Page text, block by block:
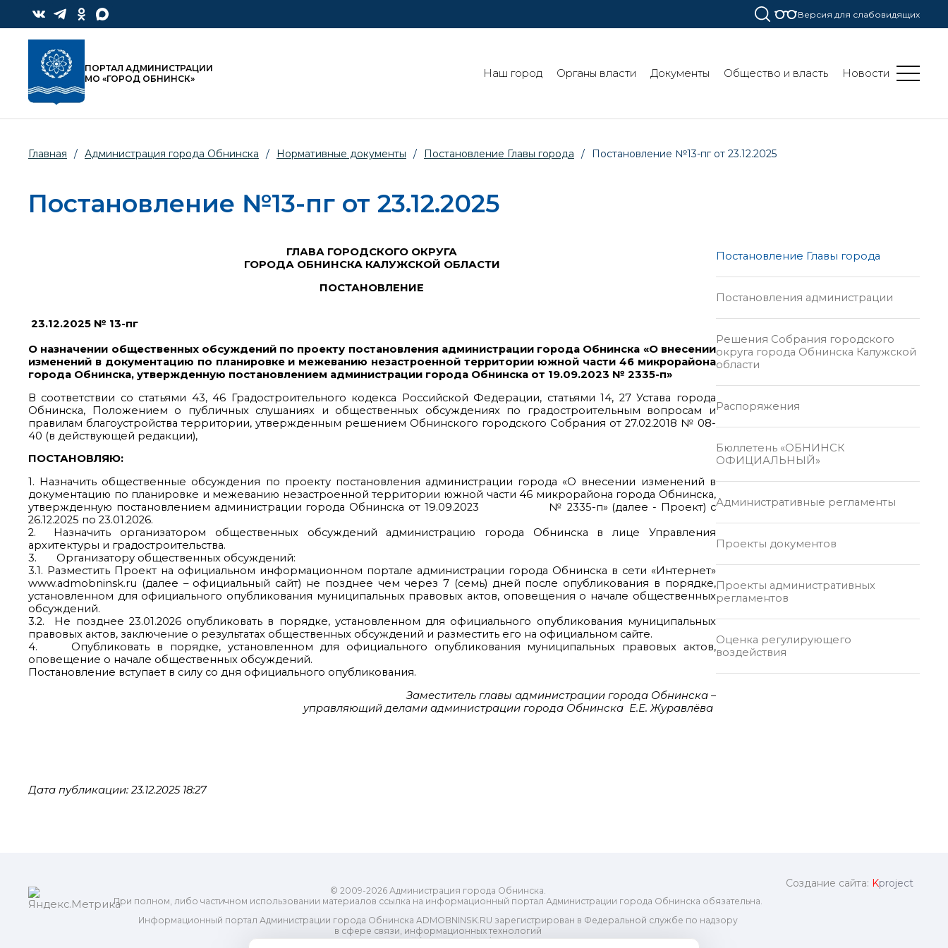
Версия для слабовидящих
ПОРТАЛ АДМИНИСТРАЦИИ
МО «ГОРОД ОБНИНСК»
Наш город Органы власти Документы Общество и власть Новости
Главная / Администрация города Обнинска / Нормативные документы / Постановление Главы города / Постановление №13-пг от 23.12.2025
Постановление №13-пг от 23.12.2025
ГЛАВА ГОРОДСКОГО ОКРУГА
ГОРОДА ОБНИНСКА КАЛУЖСКОЙ ОБЛАСТИ
ПОСТАНОВЛЕНИЕ
23.12.2025 № 13-пг
О назначении общественных обсуждений по проекту постановления администрации города Обнинска «О внесении
изменений в документацию по планировке и межеванию незастроенной территории южной части 46 микрорайона
города Обнинска, утвержденную постановлением администрации города Обнинска от 19.09.2023 № 2335-п»
В соответствии со статьями 43, 46 Градостроительного кодекса Российской Федерации, статьями 14, 27 Устава города
Обнинска, Положением о публичных слушаниях и общественных обсуждениях по градостроительным вопросам и
правилам благоустройства территории, утвержденным решением Обнинского городского Собрания от 27.02.2018 № 08-
40 (в действующей редакции),
ПОСТАНОВЛЯЮ:
1. Назначить общественные обсуждения по проекту постановления администрации города «О внесении изменений в
документацию по планировке и межеванию незастроенной территории южной части 46 микрорайона города Обнинска,
утвержденную постановлением администрации города Обнинска от 19.09.2023 № 2335-п» (далее - Проект) с
26.12.2025 по 23.01.2026.
2. Назначить организатором общественных обсуждений администрацию города Обнинска в лице Управления
архитектуры и градостроительства.
3. Организатору общественных обсуждений:
3.1. Разместить Проект на официальном информационном портале администрации города Обнинска в сети «Интернет»
www.admobninsk.ru (далее – официальный сайт) не позднее чем через 7 (семь) дней после опубликования в порядке,
установленном для официального опубликования муниципальных правовых актов, оповещения о начале общественных
обсуждений.
3.2. Не позднее 23.01.2026 опубликовать в порядке, установленном для официального опубликования муниципальных
правовых актов, заключение о результатах общественных обсуждений и разместить его на официальном сайте.
4. Опубликовать в порядке, установленном для официального опубликования муниципальных правовых актов,
оповещение о начале общественных обсуждений.
Постановление вступает в силу со дня официального опубликования.
Заместитель главы администрации города Обнинска –
управляющий делами администрации города Обнинска Е.Е. Журавлёва
Дата публикации: 23.12.2025 18:27
Постановление Главы города
Постановления администрации
Решения Собрания городского
округа города Обнинска Калужской
области
Распоряжения
Бюллетень «ОБНИНСК
ОФИЦИАЛЬНЫЙ»
Административные регламенты
Проекты документов
Проекты административных
регламентов
Оценка регулирующего
воздействия
© 2009-2026 Администрация города Обнинска.
При полном, либо частичном использовании материалов ссылка на информационный портал Администрации города Обнинска обязательна.
Информационный портал Администрации города Обнинска ADMOBNINSK.RU зарегистрирован в Федеральной службе по надзору
в сфере связи, информационных технологий
и массовых коммуникаций (Роскомнадзор) 24 июля 2018 года.
Создание сайта: Kproject